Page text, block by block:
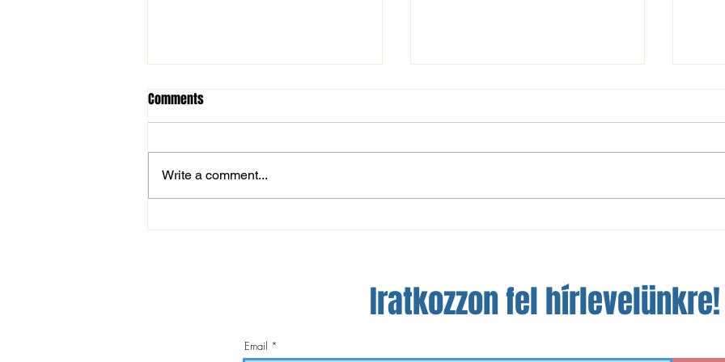
MOL Magyar Kupa: magabiztos
NBIII: nem sikerült a bravúr
A
Comments
Write a comment...
Iratkozzon fel hírlevelünkre!
Email